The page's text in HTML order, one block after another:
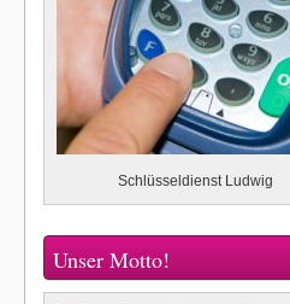
Schlüsseldienst Ludwig
Unser Motto!